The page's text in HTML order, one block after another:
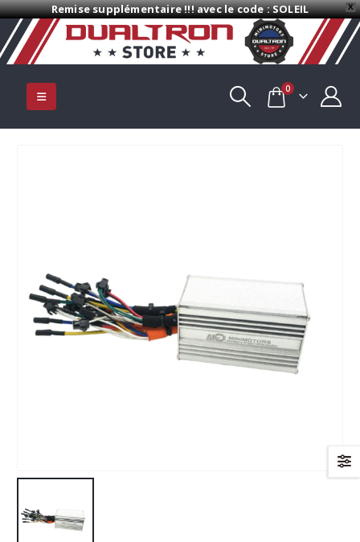
X
Remise supplémentaire !!! avec le code : SOLEIL
0